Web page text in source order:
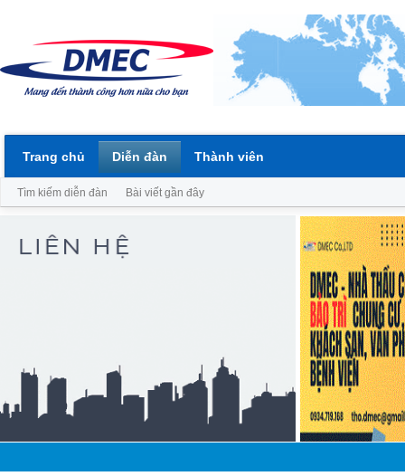
Trang chủ Diễn đàn
Tìm kiếm diễn đàn Bài viết gần đây
Thành viên